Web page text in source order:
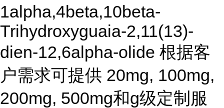
1alpha,4beta,10beta-
Trihydroxyguaia-2,11(13)-
dien-12,6alpha-olide 根据客
户需求可提供 20mg, 100mg,
200mg, 500mg和g级定制服